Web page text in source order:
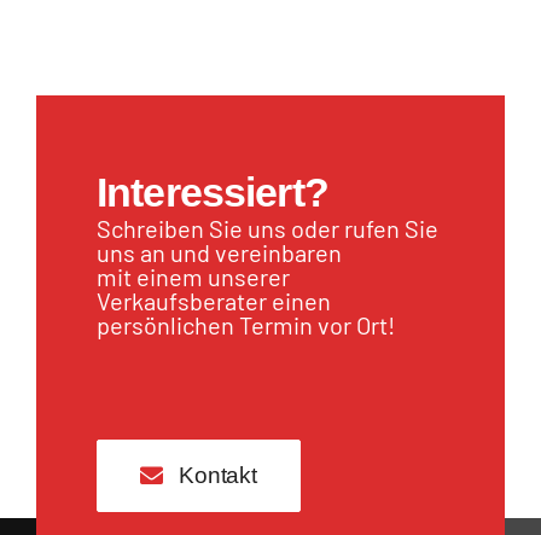
Interessiert?
Schreiben Sie uns oder rufen Sie
uns an und vereinbaren
mit einem unserer
Verkaufsberater einen
persönlichen Termin vor Ort!
Kontakt